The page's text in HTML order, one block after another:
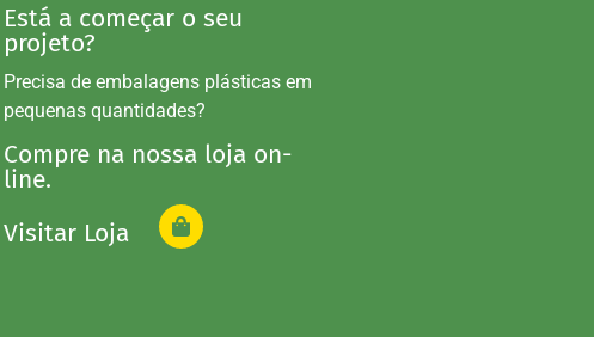
Está a começar o seu
projeto?
Precisa de embalagens plásticas em
pequenas quantidades?
Compre na nossa loja on-
line.
Visitar Loja